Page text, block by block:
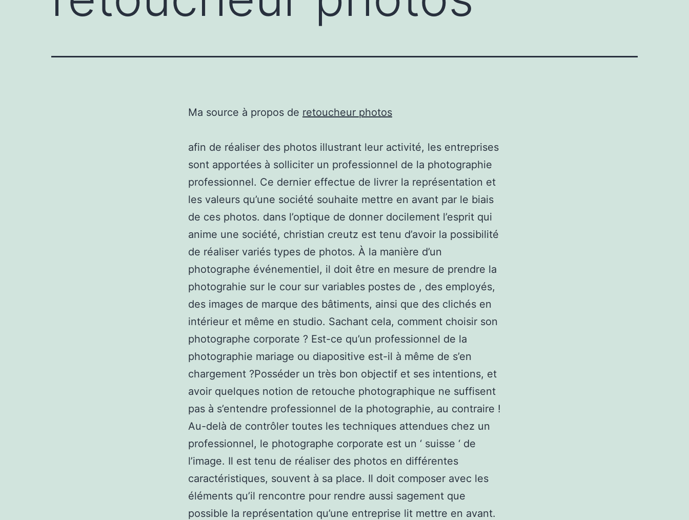
Ma source à propos de retoucheur photos
afin de réaliser des photos illustrant leur activité, les entreprises
sont apportées à solliciter un professionnel de la photographie
professionnel. Ce dernier effectue de livrer la représentation et
les valeurs qu’une société souhaite mettre en avant par le biais
de ces photos. dans l’optique de donner docilement l’esprit qui
anime une société, christian creutz est tenu d’avoir la possibilité
de réaliser variés types de photos. À la manière d’un
photographe événementiel, il doit être en mesure de prendre la
photograhie sur le cour sur variables postes de , des employés,
des images de marque des bâtiments, ainsi que des clichés en
intérieur et même en studio. Sachant cela, comment choisir son
photographe corporate ? Est-ce qu’un professionnel de la
photographie mariage ou diapositive est-il à même de s’en
chargement ?Posséder un très bon objectif et ses intentions, et
avoir quelques notion de retouche photographique ne suffisent
pas à s’entendre professionnel de la photographie, au contraire !
Au-delà de contrôler toutes les techniques attendues chez un
professionnel, le photographe corporate est un ‘ suisse ‘ de
l’image. Il est tenu de réaliser des photos en différentes
caractéristiques, souvent à sa place. Il doit composer avec les
éléments qu’il rencontre pour rendre aussi sagement que
possible la représentation qu’une entreprise lit mettre en avant.